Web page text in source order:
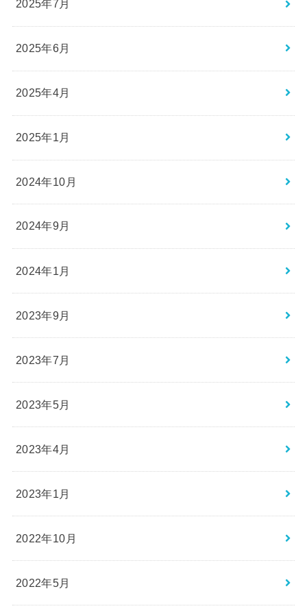
2025年7月
2025年6月
2025年4月
2025年1月
2024年10月
2024年9月
2024年1月
2023年9月
2023年7月
2023年5月
2023年4月
2023年1月
2022年10月
2022年5月